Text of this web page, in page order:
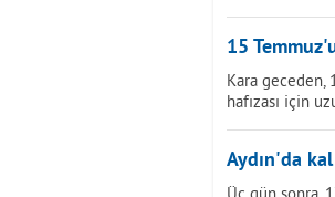
15
Kara geceden,
hafızası için
Aydın'da